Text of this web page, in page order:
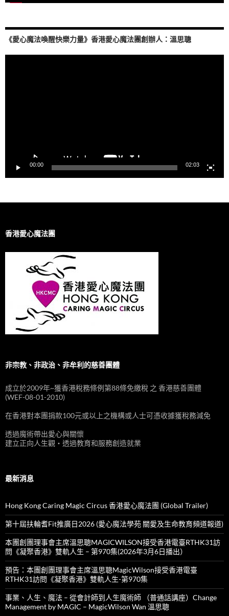
《愛心魔法喚醒快樂力量》香港愛心魔法團創辦人：溫思聰
00:00 02:03
香港愛心魔法團
非宗教、非政治、非牟利的慈善團體
成立於2009年~獲香港稅務條例第88條免繳稅 之 香港慈善團體
(WEF-08-01-2010)
在香港對本團捐款100元或以上之機構或人士可憑收據獲稅務減免
透過魔術帶出愛心與關懷
建立正向人生觀‧透過教育和服務創造就業
最新消息
Hong Kong Caring Magic Circus 香港愛心魔法團 (Global Trailer)
第十屆扶輪耆Fit推廣日2026 (愛心魔法學苑 關愛及生命教育頻道報道)
本團創團理事會主席溫思聰MAGICWILSON接受香港電臺RTHK31訪
問《凝聚香港》雙軌人生 – 第970集(2026年3月6日播出）
預告：本團創團理事會主席溫思聰MagicWilson接受香港電臺
RTHK31訪問《凝聚香港》雙軌人生-第970集
事業、人生、魔法 – 從會計師到人生魔術師 （普通話講座）Change
Management by MAGIC – MagicWilson Wan 溫思聰